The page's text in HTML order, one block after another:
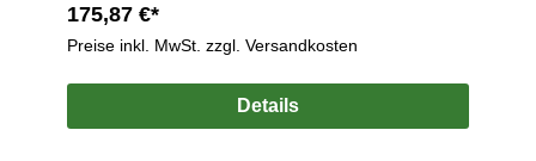
175,87 €*
Preise inkl. MwSt. zzgl. Versandkosten
Details